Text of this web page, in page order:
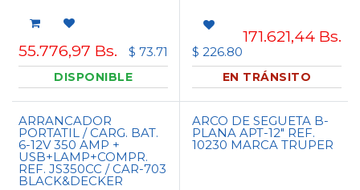
55.776,97 Bs. $ 73.71
DISPONIBLE
171.621,44 Bs.
$ 226.80
EN TRÁNSITO
ARRANCADOR
PORTATIL / CARG. BAT.
6-12V 350 AMP +
USB+LAMP+COMPR.
REF. JS350CC / CAR-703
BLACK&DECKER
ARCO DE SEGUETA B-
PLANA APT-12" REF.
10230 MARCA TRUPER